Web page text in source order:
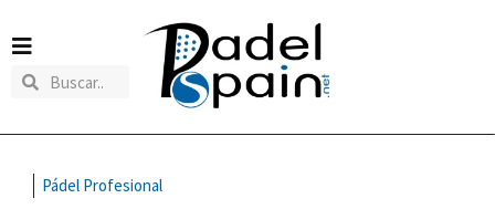
Pádel Profesional